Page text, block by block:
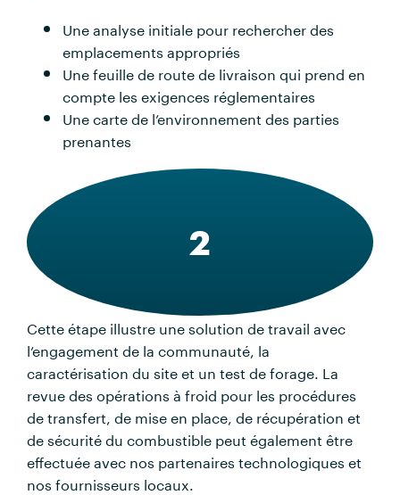
Une analyse initiale pour rechercher des
emplacements appropriés
Une feuille de route de livraison qui prend en
compte les exigences réglementaires
Une carte de l’environnement des parties
prenantes
2
Cette étape illustre une solution de travail avec
l’engagement de la communauté, la
caractérisation du site et un test de forage. La
revue des opérations à froid pour les procédures
de transfert, de mise en place, de récupération et
de sécurité du combustible peut également être
effectuée avec nos partenaires technologiques et
nos fournisseurs locaux.